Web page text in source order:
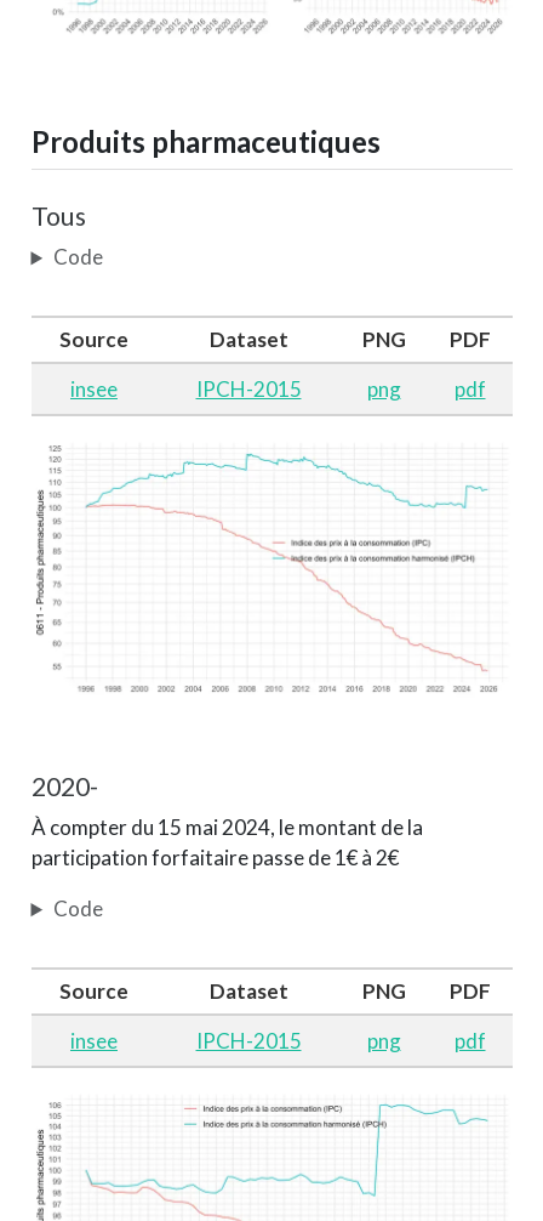
Produits pharmaceutiques
Tous
Code
Source Dataset PNG
PDF
insee
IPCH-2015 png pdf
2020-
À compter du 15 mai 2024, le montant de la
participation forfaitaire passe de 1€ à 2€
Code
Source Dataset PNG
PDF
insee
IPCH-2015 png pdf